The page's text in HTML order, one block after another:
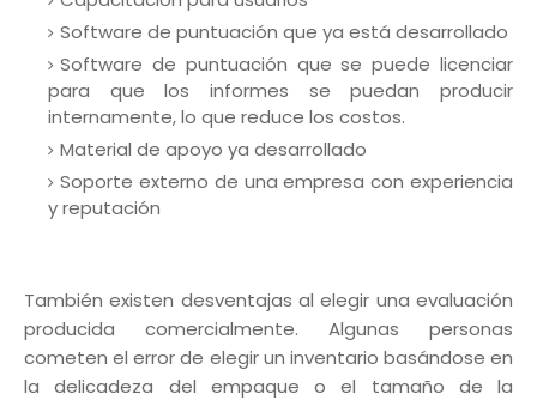
Software de puntuación que ya está desarrollado
Software de puntuación que se puede licenciar
para que los informes se puedan producir
internamente, lo que reduce los costos.
Material de apoyo ya desarrollado
Soporte externo de una empresa con experiencia
y reputación
También existen desventajas al elegir una evaluación
producida comercialmente. Algunas personas
cometen el error de elegir un inventario basándose en
la delicadeza del empaque o el tamaño de la